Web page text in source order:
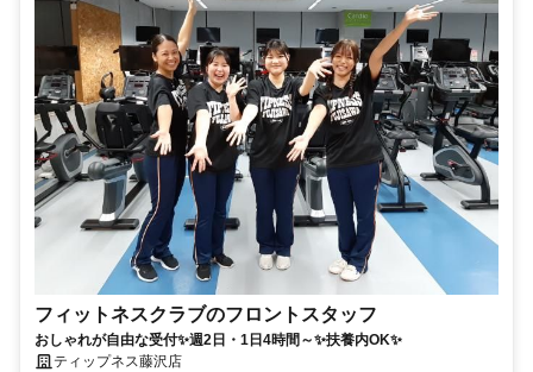
フィットネスクラブのフロントスタッフ
おしゃれが自由な受付✨週2日・1日4時間～✨扶養内OK✨
ティップネス藤沢店